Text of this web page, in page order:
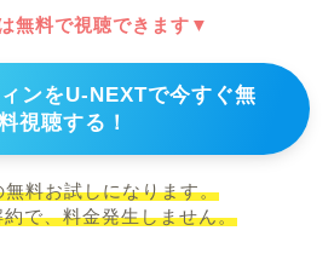
無料で視聴できます▼
ンをU-NEXTで今すぐ無
視聴する！
料お試しになります。
で、料金発生しません。